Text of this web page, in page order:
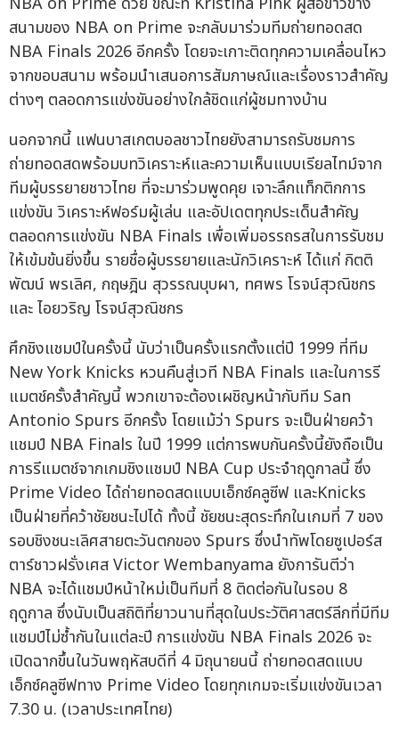
สนามของ NBA on Prime จะกลับมาร่วมทีมถ่ายทอดสด
NBA Finals 2026 อีกครั้ง โดยจะเกาะติดทุกความเคลื่อนไหว
จากขอบสนาม พร้อมนำเสนอการสัมภาษณ์และเรื่องราวสำคัญ
ต่างๆ ตลอดการแข่งขันอย่างใกล้ชิดแก่ผู้ชมทางบ้าน
นอกจากนี้ แฟนบาสเกตบอลชาวไทยยังสามารถรับชมการ
ถ่ายทอดสดพร้อมบทวิเคราะห์และความเห็นแบบเรียลไทม์จาก
ทีมผู้บรรยายชาวไทย ที่จะมาร่วมพูดคุย เจาะลึกแท็กติกการ
แข่งขัน วิเคราะห์ฟอร์มผู้เล่น และอัปเดตทุกประเด็นสำคัญ
ตลอดการแข่งขัน NBA Finals เพื่อเพิ่มอรรถรสในการรับชม
ให้เข้มข้นยิ่งขึ้น รายชื่อผู้บรรยายและนักวิเคราะห์ ได้แก่ กิตติ
พัฒน์ พรเลิศ, กฤษฎิน สุวรรณบุบผา, ทศพร โรจน์สุวณิชกร
และ ไอยวริญ โรจน์สุวณิชกร
ศึกชิงแชมป์ในครั้งนี้ นับว่าเป็นครั้งแรกตั้งแต่ปี 1999 ที่ทีม
New York Knicks หวนคืนสู่เวที NBA Finals และในการรี
แมตช์ครั้งสำคัญนี้ พวกเขาจะต้องเผชิญหน้ากับทีม San
Antonio Spurs อีกครั้ง โดยแม้ว่า Spurs จะเป็นฝ่ายคว้า
แชมป์ NBA Finals ในปี 1999 แต่การพบกันครั้งนี้ยังถือเป็น
การรีแมตช์จากเกมชิงแชมป์ NBA Cup ประจำฤดูกาลนี้ ซึ่ง
Prime Video ได้ถ่ายทอดสดแบบเอ็กซ์คลูซีฟ และKnicks
เป็นฝ่ายที่คว้าชัยชนะไปได้ ทั้งนี้ ชัยชนะสุดระทึกในเกมที่ 7 ของ
รอบชิงชนะเลิศสายตะวันตกของ Spurs ซึ่งนำทัพโดยซูเปอร์ส
ตาร์ชาวฝรั่งเศส Victor Wembanyama ยังการันตีว่า
NBA จะได้แชมป์หน้าใหม่เป็นทีมที่ 8 ติดต่อกันในรอบ 8
ฤดูกาล ซึ่งนับเป็นสถิติที่ยาวนานที่สุดในประวัติศาสตร์ลีกที่มีทีม
แชมป์ไม่ซ้ำกันในแต่ละปี การแข่งขัน NBA Finals 2026 จะ
เปิดฉากขึ้นในวันพฤหัสบดีที่ 4 มิถุนายนนี้ ถ่ายทอดสดแบบ
เอ็กซ์คลูซีฟทาง Prime Video โดยทุกเกมจะเริ่มแข่งขันเวลา
7.30 น. (เวลาประเทศไทย)